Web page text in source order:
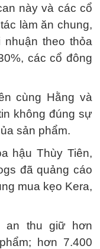
này và các cổ
làm ăn chung,
theo thỏa
các cổ đông
cùng Hằng và
không đúng sự
sản phẩm.
hậu Thùy Tiên,
đã quảng cáo
mua kẹo Kera,
an thu giữ hơn
hơn 7.400